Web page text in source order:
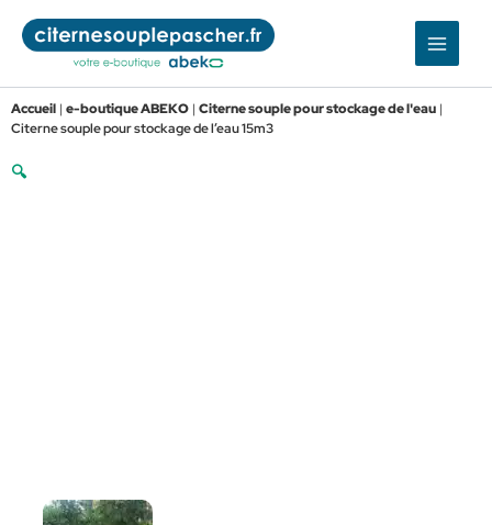
contenu
Accueil | e-boutique ABEKO | Citerne souple pour stockage de l'eau |
Citerne souple pour stockage de l’eau 15m3
🔍